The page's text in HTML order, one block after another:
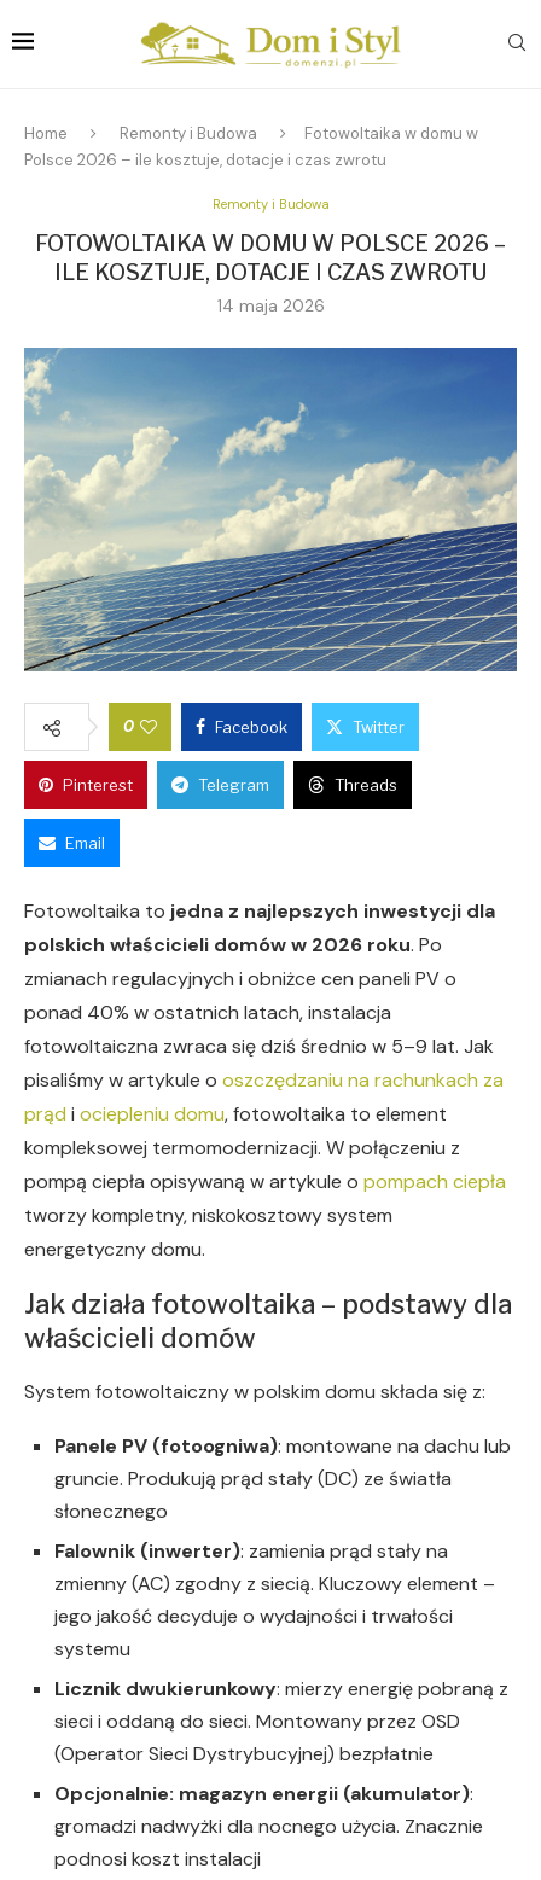
Home Remonty i Budowa
Fotowoltaika w domu w
Polsce 2026 – ile kosztuje, dotacje i czas zwrotu
Remonty i Budowa
FOTOWOLTAIKA W DOMU W POLSCE 2026 –
ILE KOSZTUJE, DOTACJE I CZAS ZWROTU
14 maja 2026
0 Facebook Twitter
Pinterest Telegram Threads
Email
Fotowoltaika to jedna z najlepszych inwestycji dla
polskich właścicieli domów w 2026 roku. Po
zmianach regulacyjnych i obniżce cen paneli PV o
ponad 40% w ostatnich latach, instalacja
fotowoltaiczna zwraca się dziś średnio w 5–9 lat. Jak
pisaliśmy w artykule o oszczędzaniu na rachunkach za
prąd i ociepleniu domu, fotowoltaika to element
kompleksowej termomodernizacji. W połączeniu z
pompą ciepła opisywaną w artykule o pompach ciepła
tworzy kompletny, niskokosztowy system
energetyczny domu.
Jak działa fotowoltaika – podstawy dla
właścicieli domów
System fotowoltaiczny w polskim domu składa się z:
Panele PV (fotoogniwa): montowane na dachu lub
gruncie. Produkują prąd stały (DC) ze światła
słonecznego
Falownik (inwerter): zamienia prąd stały na
zmienny (AC) zgodny z siecią. Kluczowy element –
jego jakość decyduje o wydajności i trwałości
systemu
Licznik dwukierunkowy: mierzy energię pobraną z
sieci i oddaną do sieci. Montowany przez OSD
(Operator Sieci Dystrybucyjnej) bezpłatnie
Opcjonalnie: magazyn energii (akumulator):
gromadzi nadwyżki dla nocnego użycia. Znacznie
podnosi koszt instalacji